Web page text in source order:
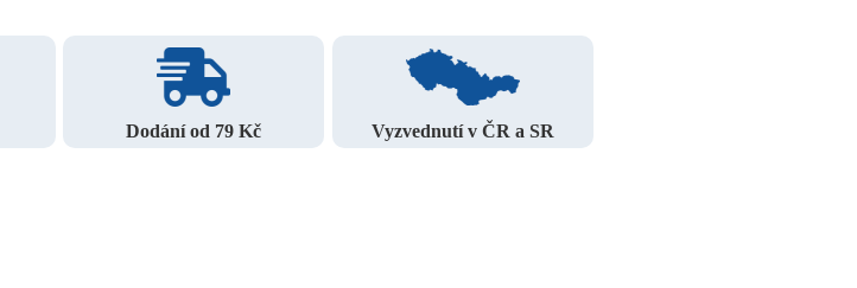
Dodání od 79 Kč Vyzvednutí v ČR a SR